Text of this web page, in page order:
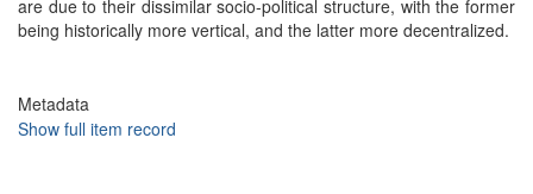
are due to their dissimilar socio-political structure, with the former
being historically more vertical, and the latter more decentralized.
Metadata
Show full item record